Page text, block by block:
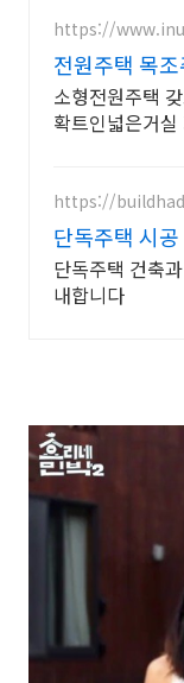
https://
전원주택 목
인
소형전원주택
확트인넓은거
https://
단독주택 시
단독주택 건축
내합니다